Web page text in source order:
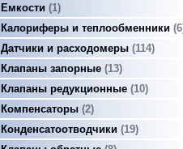
Емкости
1
Калориферы и теплообменники 6
Датчики и расходомеры 114
Клапаны запорные 13
Клапаны редукционные 10
Компенсаторы 2
Конденсатоотводчики
19